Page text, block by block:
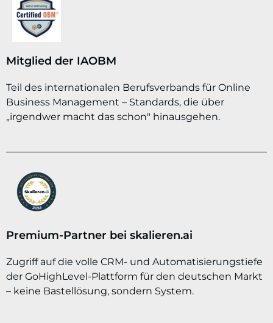
Mitglied der IAOBM
Teil des internationalen Berufsverbands für Online
Business Management – Standards, die über
„irgendwer macht das schon" hinausgehen.
Premium-Partner bei skalieren.ai
Zugriff auf die volle CRM- und Automatisierungstiefe
der GoHighLevel-Plattform für den deutschen Markt
– keine Bastellösung, sondern System.